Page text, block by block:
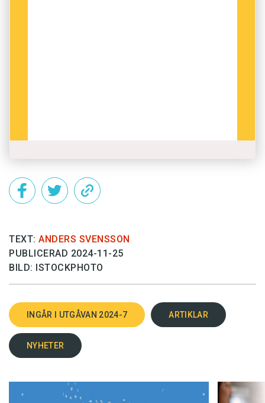
TEXT: ANDERS SVENSSON
PUBLICERAD 2024-11-25
BILD: ISTOCKPHOTO
INGÅR I UTGÅVAN 2024-7 ARTIKLAR
NYHETER